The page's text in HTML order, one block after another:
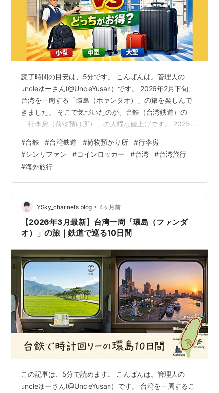
読了時間の目安は、5分です。 こんばんは。管理人の
uncleゆーさん(@UncleYusan）です。 2026年2月下旬、
台湾を一周する「環島（ホァンダオ）」の旅を楽しんで
きました。 そこで気づいたのが、台鉄（台湾鉄道）の
「行李房（荷物預け所）」の大幅な値上げです。 2025年
した。 長年「安さの殿堂」だった行李房ですが、今は利
用時間」と「サイズ」によってはコインロッカーの方が
お得になるケースが増えています。 台鉄の「行李房（シ
ンリーファン）」とは？ 2025年6月の改定による値上げ
の現状 サイズ別比較：コインロッカー vs 行李房 コイン
ロッ…
#台鉄 #台湾鉄道 #荷物預かり所 #行李房
#シンリファン #コインロッカー #台湾 #台湾旅行
#海外旅行
YSky_channel’s blog • 4ヶ月前
【2026年3月最新】台湾一周「環島（ファンダ
オ）」の旅｜鉄道で巡る10日間
この記事は、5分で読めます。 こんばんは。管理人の
uncleゆーさん(@UncleYusan）です。 台湾を一周するこ